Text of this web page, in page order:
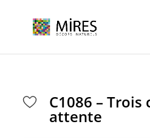
C1086 –
attente